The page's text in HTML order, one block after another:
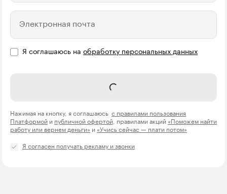
Электронная почта
Я соглашаюсь на обработку персональных данных
Отправить
Нажимая на кнопку, я соглашаюсь с правилами пользования
Платформой и публичной офертой , правилами акций «Поможем найти
работу или вернем деньги» и «Учись сейчас — плати потом»
Я согласен получать рекламу и звонки